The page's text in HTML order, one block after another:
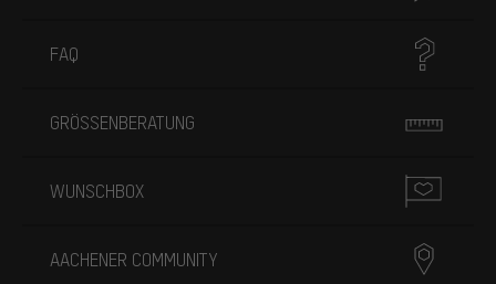
FAQ
GRÖSSENBERATUNG
WUNSCHBOX
AACHENER COMMUNITY